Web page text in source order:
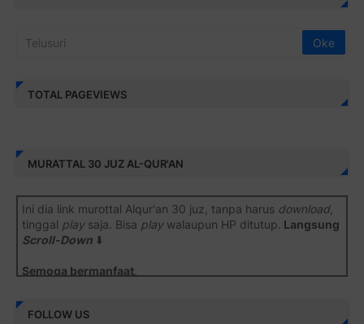
TOTAL PAGEVIEWS
MURATTAL 30 JUZ AL-QUR'AN
Ini dia link murottal Alqur'an 30 juz, tanpa harus download,
tinggal playsaja. Bisa playwalaupun HP ditutup. Langsung
Scroll-Down ⬇️
Semoga bermanfaat
Juz 1 ⇨
FOLLOW US